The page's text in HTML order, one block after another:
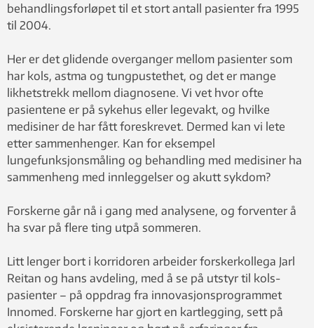
behandlingsforløpet til et stort antall pasienter fra 1995
til 2004.
Her er det glidende overganger mellom pasienter som
har kols, astma og tungpustethet, og det er mange
likhetstrekk mellom diagnosene. Vi vet hvor ofte
pasientene er på sykehus eller legevakt, og hvilke
medisiner de har fått foreskrevet. Dermed kan vi lete
etter sammenhenger. Kan for eksempel
lungefunksjonsmåling og behandling med medisiner ha
sammenheng med innleggelser og akutt sykdom?
Forskerne går nå i gang med analysene, og forventer å
ha svar på flere ting utpå sommeren.
Litt lenger bort i korridoren arbeider forskerkollega Jarl
Reitan og hans avdeling, med å se på utstyr til kols-
pasienter – på oppdrag fra innovasjonsprogrammet
Innomed. Forskerne har gjort en kartlegging, sett på